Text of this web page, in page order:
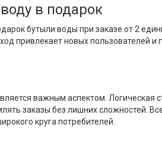
в подарок
бутыли воды при заказе от 2
привлекает новых пользователей
важным аспектом. Логическая
заказы без лишних сложностей.
круга потребителей.